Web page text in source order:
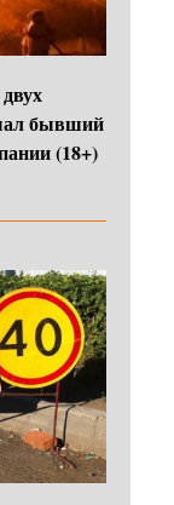
бывший
(18+)